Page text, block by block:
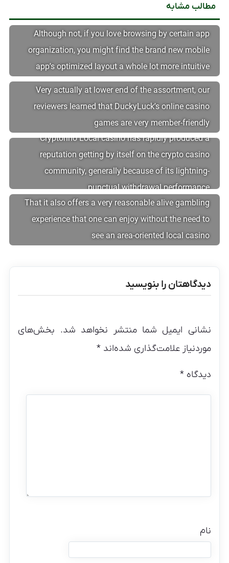
مطالب مشابه
Although not, if you love browsing by certain app
organization, you might find the brand new mobile
app’s optimized layout a whole lot more intuitive
Very actually at lower end of the assortment, our
reviewers learned that DuckyLuck’s online casino
games are very member-friendly
Cryptorino Local casino has rapidly produced a
reputation getting by itself on the crypto casino
community, generally because of its lightning-
punctual withdrawal performance
That it also offers a very reasonable alive gambling
experience that one can enjoy without the need to
see an area-oriented local casino
دیدگاهتان را بنویسید
نشانی ایمیل شما منتشر نخواهد شد. بخش‌های
موردنیاز علامت‌گذاری شده‌اند*
دیدگاه*
نام